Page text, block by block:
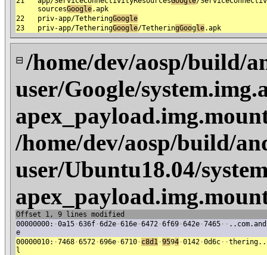
sourcesGoogle.apk
22
priv-app/TetheringGoogle
23
priv-app/TetheringGoogle/TetheringGoogle.apk
⊟ /home/dev/aosp/build/
user/Google/
/home/dev/aosp/build/
user/Ubuntu18.04/
Offset 1, 9 lines modified
00000000: ·0a15 ·636f ·6d2e ·616e ·6472 ·6f69 ·642e ·7465 · ·
e
00000010: ·7468 ·6572 ·696e ·6710 · c8d1 ·9594 ·0142 ·0d6c · ·
l